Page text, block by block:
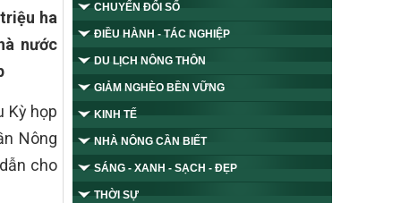
ha
nước
Kỳ họp
Nông
cho
CHUYỂN ĐỔI SỐ
ĐIỀU HÀNH - TÁC NGHIỆP
DU LỊCH NÔNG THÔN
GIẢM NGHÈO BỀN VỮNG
KINH TẾ
NHÀ NÔNG CẦN BIẾT
SÁNG - XANH - SẠCH - ĐẸP
THỜI SỰ